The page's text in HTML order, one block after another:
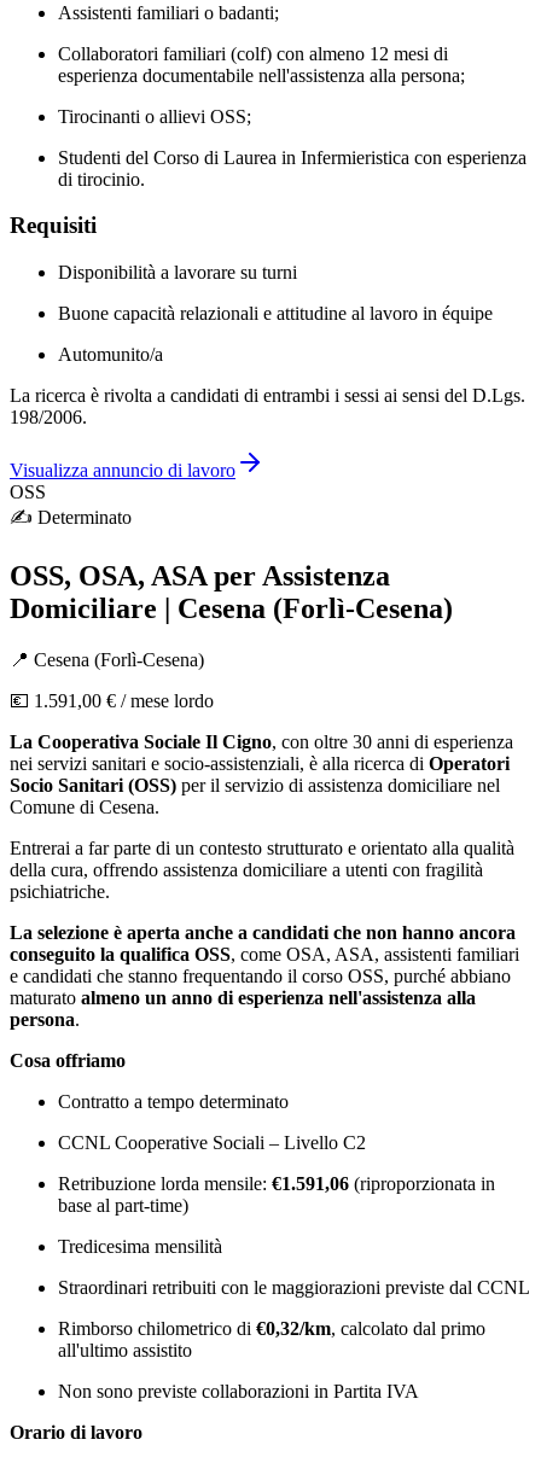
Assistenti familiari o badanti;
Collaboratori familiari (colf) con almeno 12 mesi di
esperienza documentabile nell'assistenza alla persona;
Tirocinanti o allievi OSS;
Studenti del Corso di Laurea in Infermieristica con esperienza
di tirocinio.
Requisiti
Disponibilità a lavorare su turni
Buone capacità relazionali e attitudine al lavoro in équipe
Automunito/a
La ricerca è rivolta a candidati di entrambi i sessi ai sensi del D.Lgs.
198/2006.
Visualizza annuncio di lavoro
OSS
✍️ Determinato
OSS, OSA, ASA per Assistenza
Domiciliare | Cesena (Forlì-Cesena)
📍 Cesena (Forlì-Cesena)
💶 1.591,00 € / mese lordo
La Cooperativa Sociale Il Cigno, con oltre 30 anni di esperienza
nei servizi sanitari e socio-assistenziali, è alla ricerca di Operatori
Socio Sanitari (OSS) per il servizio di assistenza domiciliare nel
Comune di Cesena.
Entrerai a far parte di un contesto strutturato e orientato alla qualità
della cura, offrendo assistenza domiciliare a utenti con fragilità
psichiatriche.
La selezione è aperta anche a candidati che non hanno ancora
conseguito la qualifica OSS, come OSA, ASA, assistenti familiari
e candidati che stanno frequentando il corso OSS, purché abbiano
maturato almeno un anno di esperienza nell'assistenza alla
persona.
Cosa offriamo
Contratto a tempo determinato
CCNL Cooperative Sociali – Livello C2
Retribuzione lorda mensile: €1.591,06 (riproporzionata in
base al part-time)
Tredicesima mensilità
Straordinari retribuiti con le maggiorazioni previste dal CCNL
Rimborso chilometrico di €0,32/km, calcolato dal primo
all'ultimo assistito
Non sono previste collaborazioni in Partita IVA
Orario di lavoro